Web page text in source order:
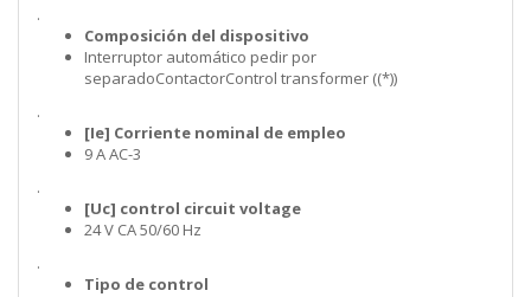
.
Composición del dispositivo
Interruptor automático pedir por
separadoContactorControl transformer ((*))
.
[Ie] Corriente nominal de empleo
9 A AC-3
.
[Uc] control circuit voltage
24 V CA 50/60 Hz
.
Tipo de control